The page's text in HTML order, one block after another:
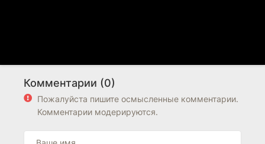
Комментарии (0)
Пожалуйста пишите осмысленные комментарии.
Комментарии модерируются.